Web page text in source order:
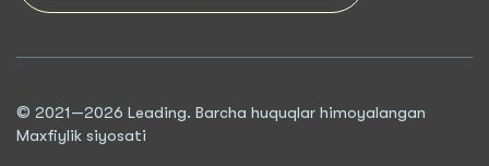
© 2021—2026 Leading. Barcha huquqlar himoyalangan
Maxfiylik siyosati